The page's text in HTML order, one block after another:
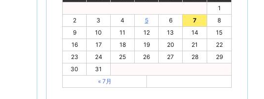
1
2
3 4 5 6 7
8
9
10 11 12 13 14
15
16
17 18 19 20 21
22
23
24 25 26 27 28
29
30
31
« 7月